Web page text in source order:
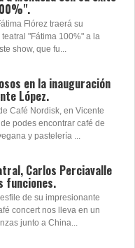
Flórez traerá su
"Fátima 100%" a la
show, que fu...
en la inauguración
López.
Café Nordisk, en Vicente
podes encontrar café de
y pastelería ...
Carlos Perciavalle
funciones.
de su impresionante
concert nos lleva en un
junto a China...